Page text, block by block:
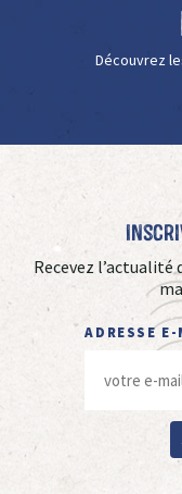
Découvrez
Recevez l’actualité
ADRESSE